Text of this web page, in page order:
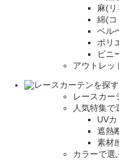
麻(
綿(コ
ベル
ポリ
ビニ
アウトレッ
レースカー
人気特集で
UV
遮熱
素材
カラーで選